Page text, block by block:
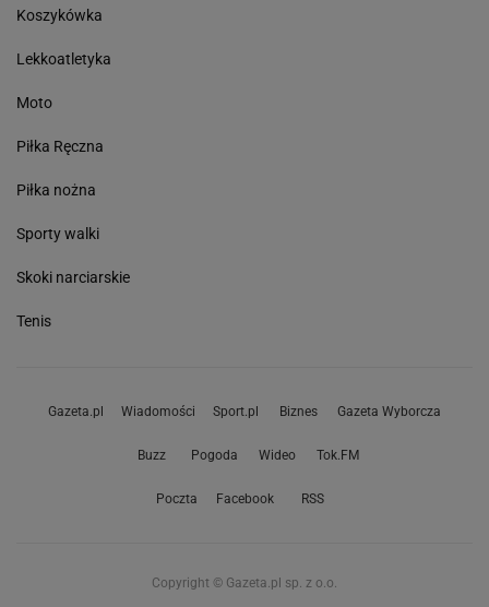
Koszykówka
Lekkoatletyka
Moto
Piłka Ręczna
Piłka nożna
Sporty walki
Skoki narciarskie
Tenis
Gazeta.pl Wiadomości Sport.pl Biznes Gazeta Wyborcza
Buzz Pogoda Wideo Tok.FM
Poczta Facebook RSS
Copyright © Gazeta.pl sp. z o.o.